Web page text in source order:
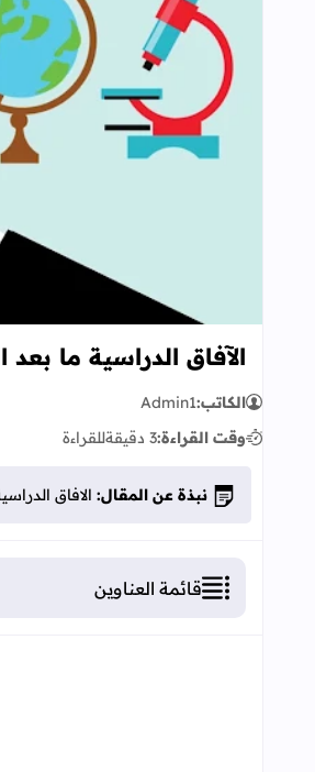
الآفاق الدراسية ما بعد
الكاتب:Admin1
وقت القراءة:3 دقيقة للقراءة
نبذة عن المقال: الافاق
قائمة العناوين